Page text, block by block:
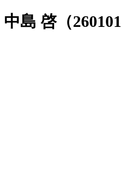
中島 啓（